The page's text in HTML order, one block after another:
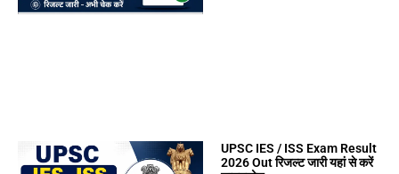
UPSC IES / ISS Exam Result
2026 Out रिजल्ट जारी यहां से करें